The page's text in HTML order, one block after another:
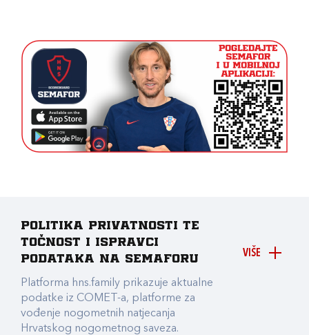
VIŠE
Politika privatnosti te
točnost i ispravci
podataka na Semaforu
Platforma hns.family prikazuje aktualne
podatke iz COMET-a, platforme za
vođenje nogometnih natjecanja
Hrvatskog nogometnog saveza.